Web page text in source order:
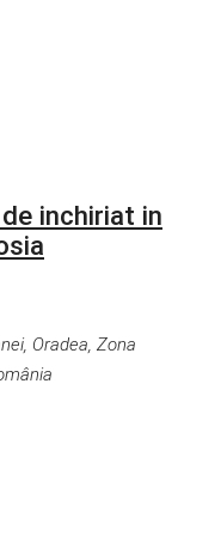
inchiriat in
Oradea, Zona